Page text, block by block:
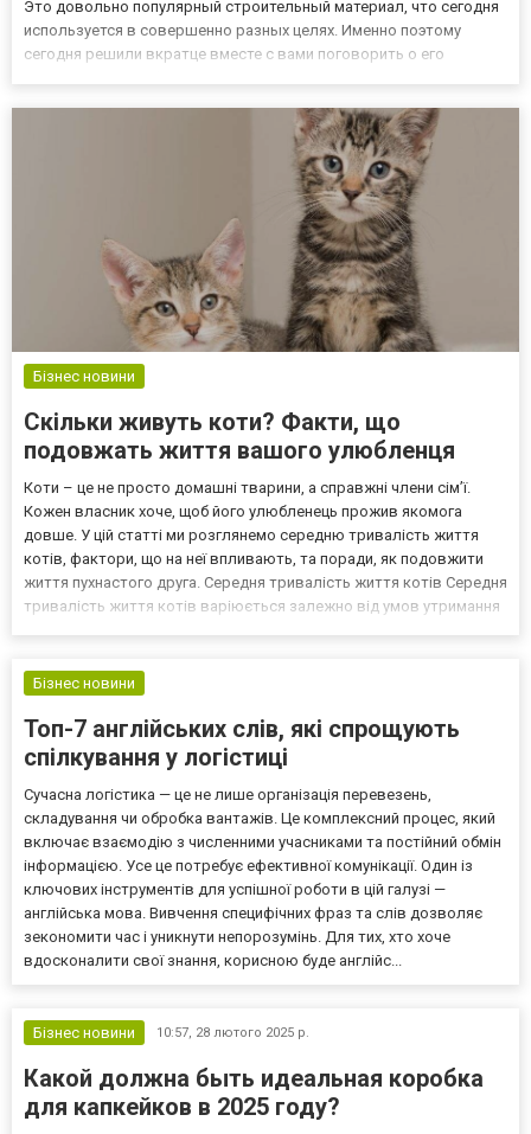
Это довольно популярный строительный материал, что сегодня
используется в совершенно разных целях. Именно поэтому
сегодня решили вкратце вместе с вами поговорить о его
Бізнес новини
Скільки живуть коти? Факти, що
подовжать життя вашого улюбленця
Коти – це не просто домашні тварини, а справжні члени сім’ї.
Кожен власник хоче, щоб його улюбленець прожив якомога
довше. У цій статті ми розглянемо середню тривалість життя
котів, фактори, що на неї впливають, та поради, як подовжити
життя пухнастого друга. Середня тривалість життя котів Середня
тривалість життя котів варіюється залежно від умов утримання
Бізнес новини
Топ-7 англійських слів, які спрощують
спілкування у логістиці
Сучасна логістика — це не лише організація перевезень,
складування чи обробка вантажів. Це комплексний процес, який
включає взаємодію з численними учасниками та постійний обмін
інформацією. Усе це потребує ефективної комунікації. Один із
ключових інструментів для успішної роботи в цій галузі —
англійська мова. Вивчення специфічних фраз та слів дозволяє
зекономити час і уникнути непорозумінь. Для тих, хто хоче
вдосконалити свої знання, корисною буде англійс...
Бізнес новини 10:57, 28 лютого 2025 р.
Какой должна быть идеальная коробка
для капкейков в 2025 году?